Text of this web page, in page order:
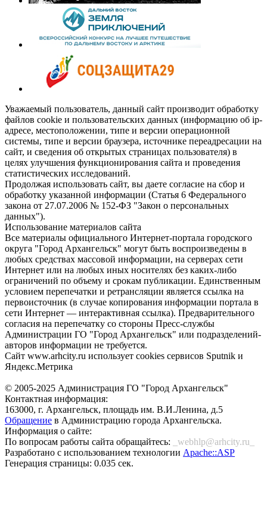
Уважаемый пользователь, данный сайт производит обработку
файлов cookie и пользовательских данных (информацию об ip-
адресе, местоположении, типе и версии операционной
системы, типе и версии браузера, источнике переадресации на
сайт, и сведения об открытых страницах пользователя) в
целях улучшения функционирования сайта и проведения
статистических исследований.
Продолжая использовать сайт, вы даете согласие на сбор и
обработку указанной информации (Статья 6 Федерального
закона от 27.07.2006 № 152-ФЗ "Закон о персональных
данных").
Использование материалов сайта
Все материалы официального Интернет-портала городского
округа "Город Архангельск" могут быть воспроизведены в
любых средствах массовой информации, на серверах сети
Интернет или на любых иных носителях без каких-либо
ограничений по объему и срокам публикации. Единственным
условием перепечатки и ретрансляции является ссылка на
первоисточник (в случае копирования информации портала в
сети Интернет — интерактивная ссылка). Предварительного
согласия на перепечатку со стороны Пресс-службы
Администрации ГО "Город Архангельск" или подразделений-
авторов информации не требуется.
Сайт www.arhcity.ru использует cookies сервисов Sputnik и
Яндекс.Метрика
© 2005-2025 Администрация ГО "Город Архангельск"
Контактная информация:
163000, г. Архангельск, площадь им. В.И.Ленина, д.5
Обращение в Администрацию города Архангельска.
Информация о сайте:
По вопросам работы сайта обращайтесь:
_webhlp@arhcity.ru_
Разработано с использованием технологии Apache::ASP
Генерация страницы: 0.035 сек.